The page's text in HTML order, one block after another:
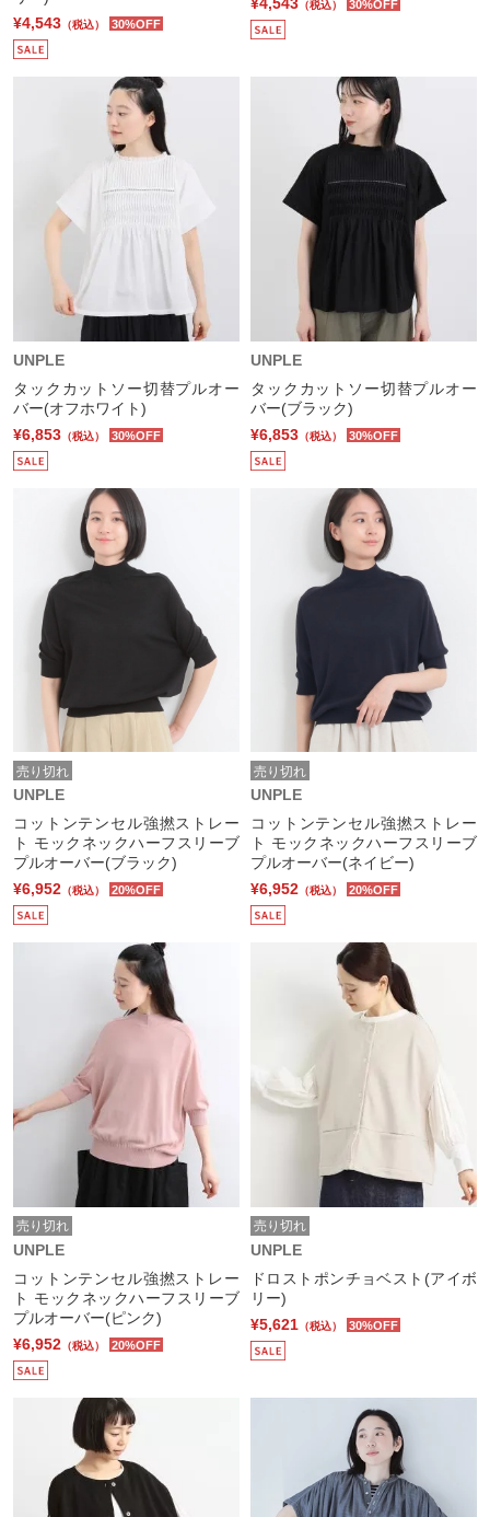
¥4,543 （税込） 30%OFF
¥4,543 （税込） 30%OFF
UNPLE
タックカットソー切替プルオー
バー(オフホワイト)
¥6,853 （税込） 30%OFF
UNPLE
タックカットソー切替プルオー
バー(ブラック)
¥6,853 （税込） 30%OFF
売り切れ
UNPLE
コットンテンセル強撚ストレー
ト モックネックハーフスリーブ
プルオーバー(ブラック)
¥6,952 （税込） 20%OFF
売り切れ
UNPLE
コットンテンセル強撚ストレー
ト モックネックハーフスリーブ
プルオーバー(ネイビー)
¥6,952 （税込） 20%OFF
売り切れ
UNPLE
コットンテンセル強撚ストレー
ト モックネックハーフスリーブ
プルオーバー(ピンク)
¥6,952 （税込） 20%OFF
売り切れ
UNPLE
ドロストポンチョベスト(アイボ
リー)
¥5,621 （税込） 30%OFF